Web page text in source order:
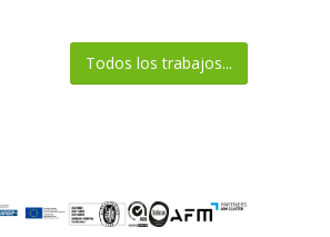
Todos los trabajos...